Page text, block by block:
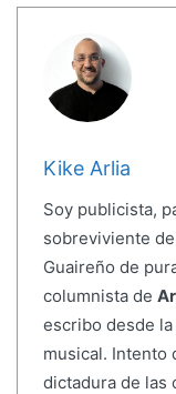
Kike Arlia
Soy publicista,
sobreviviente
Guaireño de
columnista de
escribo desde
musical. Intento
dictadura de las